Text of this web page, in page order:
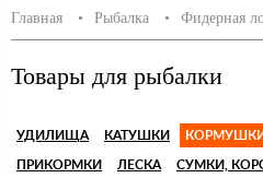
Главная Рыбалка Фидерная
Товары для рыбалки
УДИЛИЩА КАТУШКИ КОРМУШКИ
ПРИКОРМКИ ЛЕСКА СУМКИ,